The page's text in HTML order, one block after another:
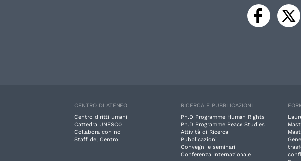
CENTRO DI ATENEO
Centro diritti umani
Cattedra UNESCO
Collabora con noi
Staff del Centro
RICERCA E PUBBLICAZIONI
Ph.D Programme Human Rights
Ph.D Programme Peace Studies
Attività di Ricerca
Pubblicazioni
Convegni e seminari
Conferenza Internazionale